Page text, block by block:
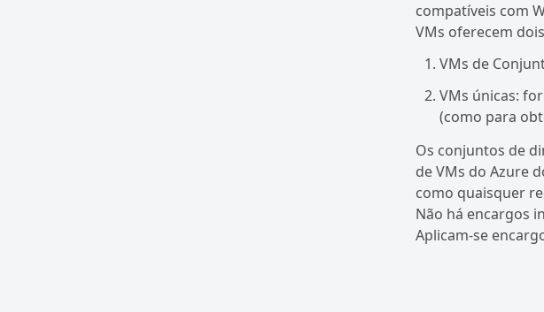
compatíveis com
VMs oferecem
VMs de
VMs únicas:
(como para
Os conjuntos de
de VMs do Azure
como quaisquer
Não há encargos
Aplicam-se